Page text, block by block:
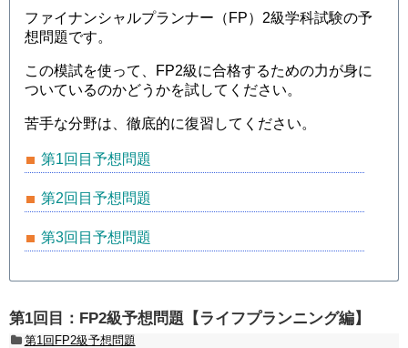
ファイナンシャルプランナー（FP）2級学科試験の予
想問題です。
この模試を使って、FP2級に合格するための力が身に
ついているのかどうかを試してください。
苦手な分野は、徹底的に復習してください。
第1回目予想問題
第2回目予想問題
第3回目予想問題
第1回目：FP2級予想問題【ライフプランニング編】
第1回FP2級予想問題